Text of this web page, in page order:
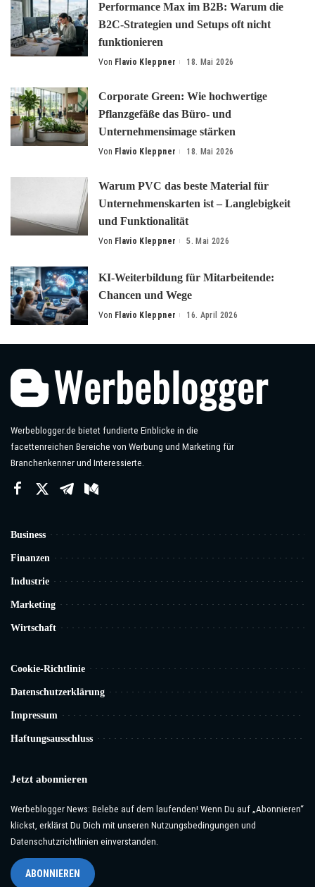
Performance Max im B2B: Warum die
B2C-Strategien und Setups oft nicht
funktionieren
Posted
Von Flavio Kleppner 18. Mai 2026
Corporate Green: Wie hochwertige
Pflanzgefäße das Büro- und
Unternehmensimage stärken
Posted
Von Flavio Kleppner 18. Mai 2026
Warum PVC das beste Material für
Unternehmenskarten ist – Langlebigkeit
und Funktionalität
Posted
Von Flavio Kleppner 5. Mai 2026
KI-Weiterbildung für Mitarbeitende:
Chancen und Wege
Posted
Von Flavio Kleppner 16. April 2026
Werbeblogger.de bietet fundierte Einblicke in die
facettenreichen Bereiche von Werbung und Marketing für
Branchenkenner und Interessierte.
Business
Finanzen
Industrie
Marketing
Wirtschaft
Cookie-Richtlinie
Datenschutzerklärung
Impressum
Haftungsausschluss
Jetzt abonnieren
Werbeblogger News: Belebe auf dem laufenden! Wenn Du auf „Abonnieren“
klickst, erklärst Du Dich mit unseren Nutzungsbedingungen und
Datenschutzrichtlinien einverstanden.
ABONNIEREN